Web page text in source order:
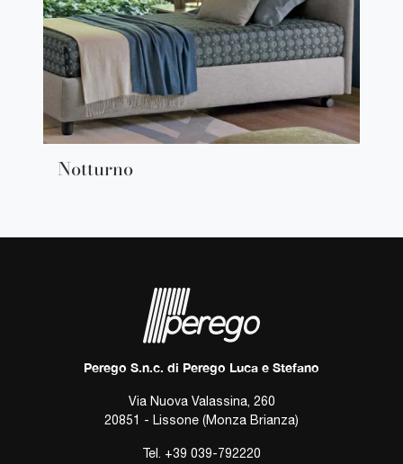
Notturno
Perego S.n.c. di Perego Luca e Stefano
Via Nuova Valassina, 260
20851 - Lissone (Monza Brianza)
Tel. +39 039-792220